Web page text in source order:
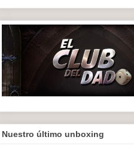
Nuestro último unboxing